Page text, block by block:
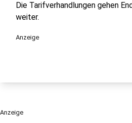
Die Tarifverhandlungen gehen
weiter.
Anzeige
Anzeige